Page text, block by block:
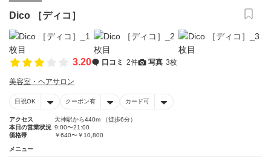
Dico ［ディコ］
3.20 口コミ 2件 写真 3枚
美容室・ヘアサロン
日祝OK クーポン有 カード可
アクセス
天神駅から440m （徒歩6分）
本日の営業状況 9:00〜21:00
価格帯
￥640〜￥10,800
メニュー